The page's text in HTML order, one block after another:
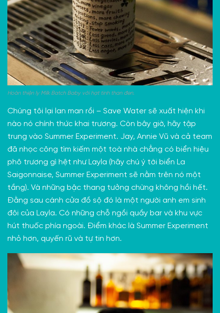
Hoàn thiện ly Milk Batch Baby với hạt tinh than đen.
Chúng tôi lại lan man rồi – Save Water sẽ xuất hiện khi
nào nó chính thức khai trương. Còn bây giờ, hãy tập
trung vào Summer Experiment. Jay, Annie Vũ và cả team
đã nhọc công tìm kiếm một toà nhà chẳng có biển hiệu
phô trương gì hệt như Layla (hãy chú ý tới biển La
Saigonnaise, Summer Experiment sẽ nằm trên nó một
tầng). Và những bậc thang tưởng chừng không hồi hết.
Đằng sau cánh cửa đồ sộ đó là một người anh em sinh
đôi của Layla. Có những chỗ ngồi quầy bar và khu vực
hút thuốc phía ngoài. Điểm khác là Summer Experiment
nhỏ hơn, quyến rũ và tự tin hơn.